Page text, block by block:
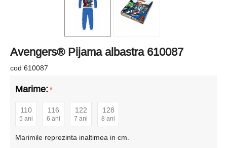
Avengers® Pijama albastra 610087
cod 610087
Marime:
110
5 ani
116
6 ani
122
7 ani
128
8 ani
Marimile reprezinta inaltimea in cm.